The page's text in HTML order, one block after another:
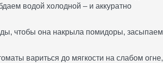
водой холодной – и аккуратно
чтобы она накрыла помидоры, засыпаем
вариться до мягкости на слабом огне,